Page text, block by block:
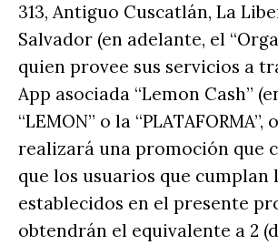
313, Antiguo Cuscatlán, La
Salvador (en adelante, el
quien provee sus servicios a
App asociada “Lemon Cash”
“LEMON” o la “PLATAFORMA”,
realizará una promoción que
que los usuarios que cumplan
establecidos en el presente
obtendrán el equivalente a 2